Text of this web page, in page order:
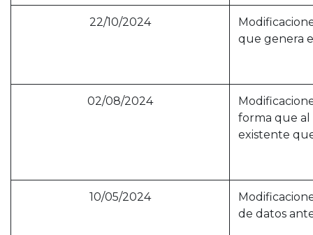
22/10/2024
que genera
02/08/2024
forma que
existente
10/05/2024
de datos